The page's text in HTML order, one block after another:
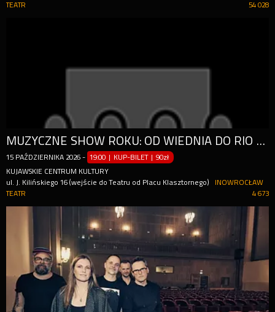
54 028
TEATR
MUZYCZNE SHOW ROKU: OD WIEDNIA DO RIO DE JANEIRO
15 PAŹDZIERNIKA 2026 - 19:00 | KUP-BILET |90zł
KUJAWSKIE CENTRUM KULTURY
ul. J. Kilińskiego 16 (wejście do Teatru od Placu Klasztornego)
INOWROCŁAW
4 673
TEATR